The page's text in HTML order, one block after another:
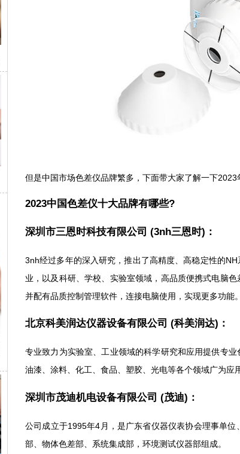
但是中国市场色差仪品牌繁多，下面带大家了解一下2023
2023中国色差仪十大品牌有哪些?
深圳市三恩时科技有限公司 (3nh三恩时)：
3nh经过多年的深入研究，推出了高精度、高稳定性的
业，以及科研、学校、实验室领域，高品质便携式电脑
并配有品质控制管理软件，连接电脑使用，实现更多功能。
北京科美润达仪器设备有限公司 (科美润达)：
专业致力为实验室、工业领域的科学研究和应用提供专
油漆、涂料、化工、食品、塑胶、光电等各个领域广为应用
深圳市茂迪机电设备有限公司 (茂迪)：
公司成立于1995年4月，是广东省仪器仪表协会理事单
部、物体色差部、系统集成部，环境测试仪器部组成。